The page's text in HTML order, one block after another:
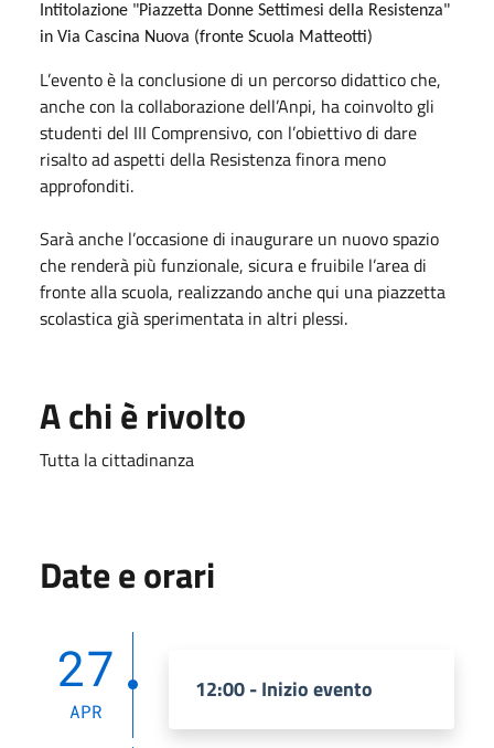
Intitolazione "Piazzetta Donne Settimesi della Resistenza"
in Via Cascina Nuova (fronte Scuola Matteotti)
L’evento è la conclusione di un percorso didattico che,
anche con la collaborazione dell’Anpi, ha coinvolto gli
studenti del III Comprensivo, con l’obiettivo di dare
risalto ad aspetti della Resistenza finora meno
approfonditi.
Sarà anche l’occasione di inaugurare un nuovo spazio
che renderà più funzionale, sicura e fruibile l’area di
fronte alla scuola, realizzando anche qui una piazzetta
scolastica già sperimentata in altri plessi.
A chi è rivolto
Tutta la cittadinanza
Date e orari
27
APR
12:00 - Inizio evento